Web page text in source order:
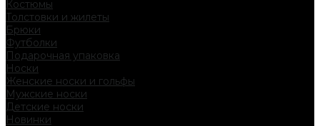
Костюмы
Толстовки и жилеты
Брюки
Футболки
Подарочная упаковка
Носки
Женские носки и гольфы
Мужские носки
Детские носки
Новинки